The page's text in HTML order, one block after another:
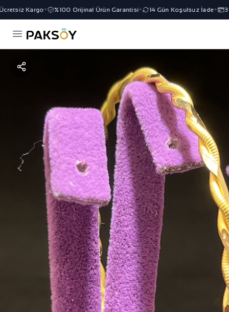
Kargo✦ %100 Orijinal Ürün Garantisi✦ 14 Gün Koşulsuz İade✦ 3